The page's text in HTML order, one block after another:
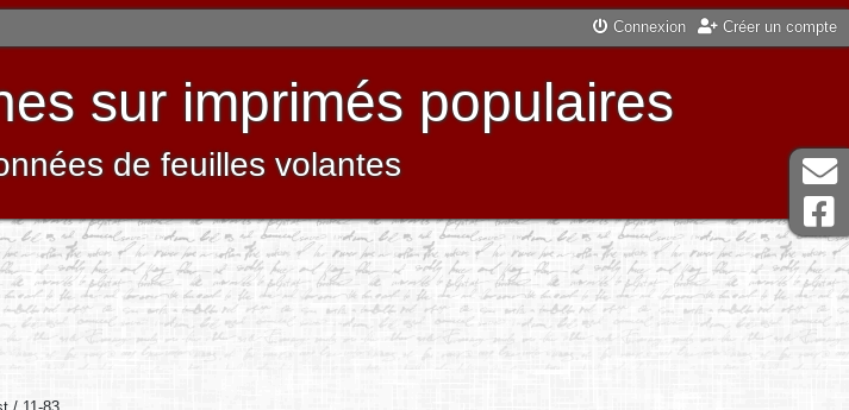
Connexion Créer un compte
sur imprimés populaires
de feuilles volantes